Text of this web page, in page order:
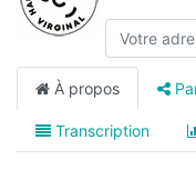
À propos
Transcription